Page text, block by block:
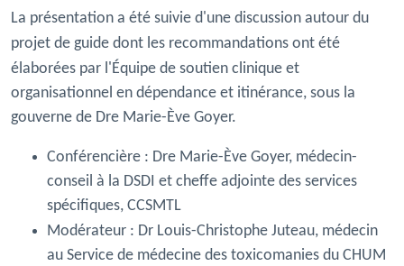
La présentation a été suivie d'une discussion autour du
projet de guide dont les recommandations ont été
élaborées par l'Équipe de soutien clinique et
organisationnel en dépendance et itinérance, sous la
gouverne de Dre Marie-Ève Goyer.
Conférencière : Dre Marie-Ève Goyer, médecin-
conseil à la DSDI et cheffe adjointe des services
spécifiques, CCSMTL
Modérateur : Dr Louis-Christophe Juteau, médecin
au Service de médecine des toxicomanies du CHUM